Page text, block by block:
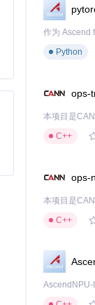
Python
ops-
C++
ops-
C++